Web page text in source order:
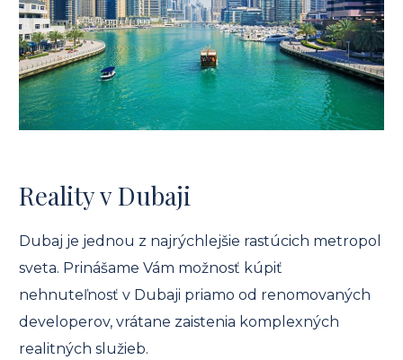
Reality v Dubaji
Dubaj je jednou z najrýchlejšie rastúcich metropol
sveta. Prinášame Vám možnosť kúpiť
nehnuteľnosť v Dubaji priamo od renomovaných
developerov, vrátane zaistenia komplexných
realitných služieb.